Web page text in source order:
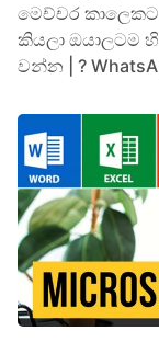
මෙච්චර
කියලා ඔයාලටම
වන්න | ?